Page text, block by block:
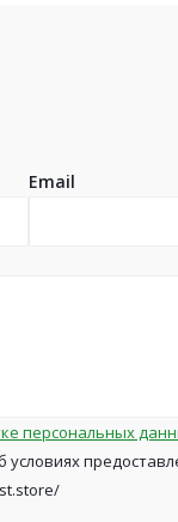
Email
персональных
условиях